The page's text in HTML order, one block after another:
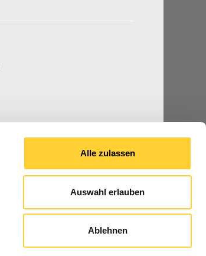
Alle zulassen
Auswahl erlauben
Ablehnen
BEITRÄGE GESAMT842.639
© 2026 Bauforum24.biz